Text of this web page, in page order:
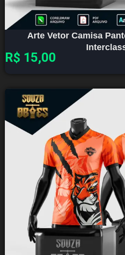
Arte Vetor Camisa
R$ 15,00